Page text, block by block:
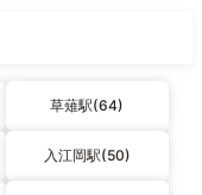
草薙駅(64)
入江岡駅(50)